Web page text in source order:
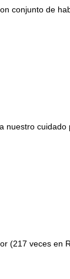
de
veces en